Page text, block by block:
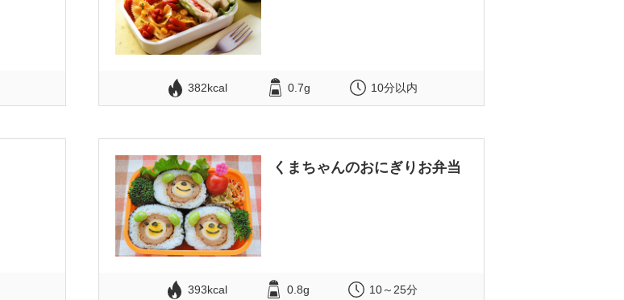
382kcal 0.7g 10分以内
くまちゃんのおにぎりお弁当
393kcal 0.8g 10～25分